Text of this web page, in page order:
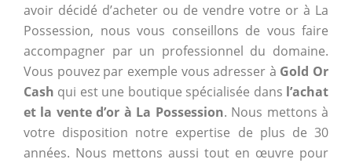
avoir décidé d’acheter ou de vendre votre or à La
Possession, nous vous conseillons de vous faire
accompagner par un professionnel du domaine.
Vous pouvez par exemple vous adresser à Gold Or
Cash qui est une boutique spécialisée dans l’achat
et la vente d’or à La Possession. Nous mettons à
votre disposition notre expertise de plus de 30
années. Nous mettons aussi tout en œuvre pour